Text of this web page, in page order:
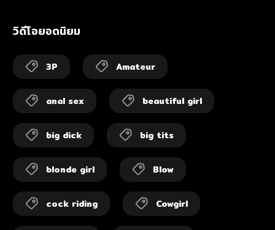
วิดีโอยอดนิยม
3P Amateur
anal sex beautiful girl
big dick big tits
blonde girl Blow
cock riding Cowgirl